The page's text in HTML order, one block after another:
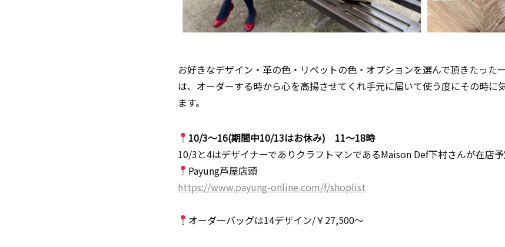
お好きなデザイン・革の色・リベットの色・オプションを選んで頂きたった
は、オーダーする時から心を高揚させてくれ手元に届いて使う度にその時に
ます。
10/3～16(期間中10/13はお休み) 11～18時
10/3と4はデザイナーでありクラフトマンであるMaison Def下村さんが在店
Payung芦屋店頭
https://www.payung-online.com/f/shoplist
オーダーバッグは14デザイン/￥27,500～